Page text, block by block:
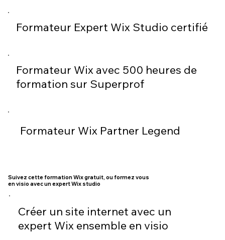
Formateur Expert Wix Studio certifié
Formateur Wix avec 500 heures de
formation sur Superprof
Formateur Wix Partner Legend
Suivez cette formation Wix gratuit, ou formez vous
en visio avec un expert Wix studio
Créer un site internet avec un
expert Wix ensemble en visio